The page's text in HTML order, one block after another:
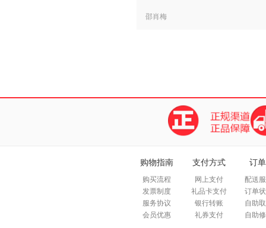
邵肖梅
购物指南
购买流程
发票制度
服务协议
会员优惠
支付方式
网上支付
礼品卡支付
银行转账
礼券支付
订
配送
订单
自助
自助